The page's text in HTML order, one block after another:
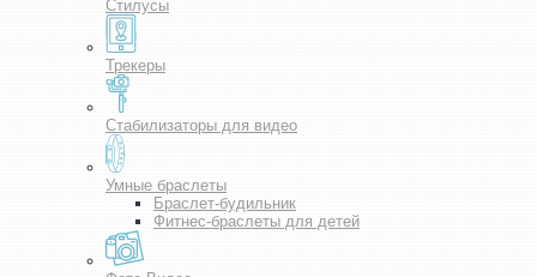
Стилусы
Трекеры
Стабилизаторы для видео
Умные браслеты
Браслет-будильник
Фитнес-браслеты для детей